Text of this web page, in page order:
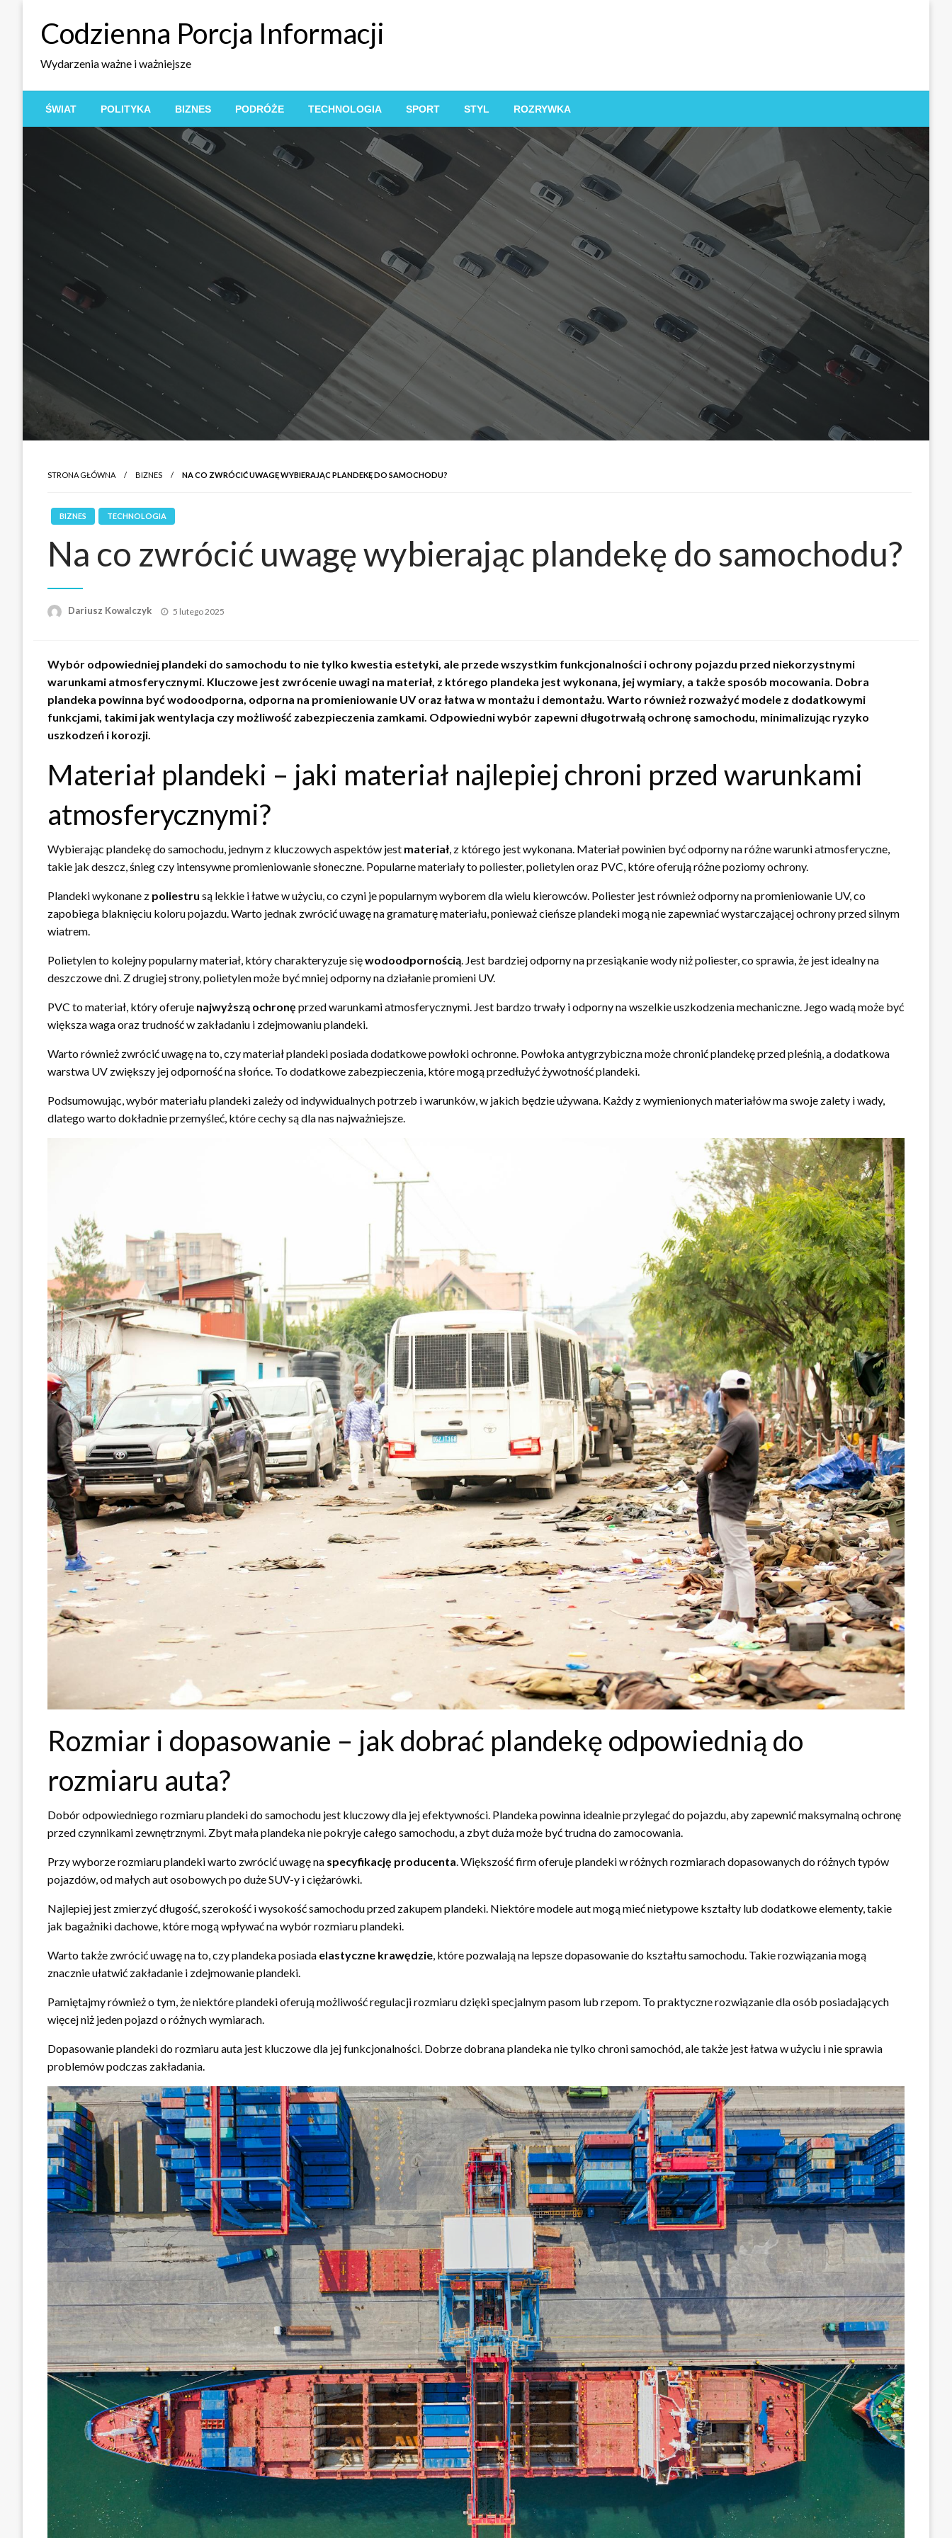
Codzienna Porcja Informacji
Wydarzenia ważne i ważniejsze
ŚWIAT POLITYKA BIZNES PODRÓŻE TECHNOLOGIA SPORT STYL ROZRYWKA
STRONA GŁÓWNA BIZNES NA CO ZWRÓCIĆ UWAGĘ WYBIERAJĄC PLANDEKĘ DO SAMOCHODU?
BIZNES TECHNOLOGIA
Na co zwrócić uwagę wybierając plandekę do samochodu?
Dariusz Kowalczyk
Opublikowane
5 lutego 2025
Wybór odpowiedniej plandeki do samochodu to nie tylko kwestia estetyki, ale przede wszystkim funkcjonalności i ochrony pojazdu przed niekorzystnymi
warunkami atmosferycznymi. Kluczowe jest zwrócenie uwagi na materiał, z którego plandeka jest wykonana, jej wymiary, a także sposób mocowania. Dobra
plandeka powinna być wodoodporna, odporna na promieniowanie UV oraz łatwa w montażu i demontażu. Warto również rozważyć modele z dodatkowymi
funkcjami, takimi jak wentylacja czy możliwość zabezpieczenia zamkami. Odpowiedni wybór zapewni długotrwałą ochronę samochodu, minimalizując ryzyko
uszkodzeń i korozji.
Materiał plandeki – jaki materiał najlepiej chroni przed warunkami
atmosferycznymi?
Wybierając plandekę do samochodu, jednym z kluczowych aspektów jest materiał, z którego jest wykonana. Materiał powinien być odporny na różne warunki atmosferyczne,
takie jak deszcz, śnieg czy intensywne promieniowanie słoneczne. Popularne materiały to poliester, polietylen oraz PVC, które oferują różne poziomy ochrony.
Plandeki wykonane z poliestru są lekkie i łatwe w użyciu, co czyni je popularnym wyborem dla wielu kierowców. Poliester jest również odporny na promieniowanie UV, co
zapobiega blaknięciu koloru pojazdu. Warto jednak zwrócić uwagę na gramaturę materiału, ponieważ cieńsze plandeki mogą nie zapewniać wystarczającej ochrony przed silnym
wiatrem.
Polietylen to kolejny popularny materiał, który charakteryzuje sięwodoodpornością. Jest bardziej odporny na przesiąkanie wody niż poliester, co sprawia, że jest idealny na
deszczowe dni. Z drugiej strony, polietylen może być mniej odporny na działanie promieni UV.
PVC to materiał, który oferuje najwyższą ochronę przed warunkami atmosferycznymi. Jest bardzo trwały i odporny na wszelkie uszkodzenia mechaniczne. Jego wadą może być
większa waga oraz trudność w zakładaniu i zdejmowaniu plandeki.
Warto również zwrócić uwagę na to, czy materiał plandeki posiada dodatkowe powłoki ochronne. Powłoka antygrzybiczna może chronić plandekę przed pleśnią, a dodatkowa
warstwa UV zwiększy jej odporność na słońce. To dodatkowe zabezpieczenia, które mogą przedłużyć żywotność plandeki.
Podsumowując, wybór materiału plandeki zależy od indywidualnych potrzeb i warunków, w jakich będzie używana. Każdy z wymienionych materiałów ma swoje zalety i wady,
dlatego warto dokładnie przemyśleć, które cechy są dla nas najważniejsze.
Rozmiar i dopasowanie – jak dobrać plandekę odpowiednią do
rozmiaru auta?
Dobór odpowiedniego rozmiaru plandeki do samochodu jest kluczowy dla jej efektywności. Plandeka powinna idealnie przylegać do pojazdu, aby zapewnić maksymalną ochronę
przed czynnikami zewnętrznymi. Zbyt mała plandeka nie pokryje całego samochodu, a zbyt duża może być trudna do zamocowania.
Przy wyborze rozmiaru plandeki warto zwrócić uwagę na specyfikację producenta . Większość firm oferuje plandeki w różnych rozmiarach dopasowanych do różnych typów
pojazdów, od małych aut osobowych po duże SUV-y i ciężarówki.
Najlepiej jest zmierzyć długość, szerokość i wysokość samochodu przed zakupem plandeki. Niektóre modele aut mogą mieć nietypowe kształty lub dodatkowe elementy, takie
jak bagażniki dachowe, które mogą wpływać na wybór rozmiaru plandeki.
Warto także zwrócić uwagę na to, czy plandeka posiada elastyczne krawędzie , które pozwalają na lepsze dopasowanie do kształtu samochodu. Takie rozwiązania mogą
znacznie ułatwić zakładanie i zdejmowanie plandeki.
Pamiętajmy również o tym, że niektóre plandeki oferują możliwość regulacji rozmiaru dzięki specjalnym pasom lub rzepom. To praktyczne rozwiązanie dla osób posiadających
więcej niż jeden pojazd o różnych wymiarach.
Dopasowanie plandeki do rozmiaru auta jest kluczowe dla jej funkcjonalności. Dobrze dobrana plandeka nie tylko chroni samochód, ale także jest łatwa w użyciu i nie sprawia
problemów podczas zakładania.